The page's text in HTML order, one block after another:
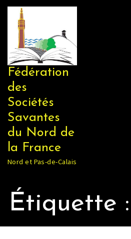
Skip
content
Fédération
des
Sociétés
Savantes
du Nord de
la France
Nord et Pas-de-Calais
Étiquette :